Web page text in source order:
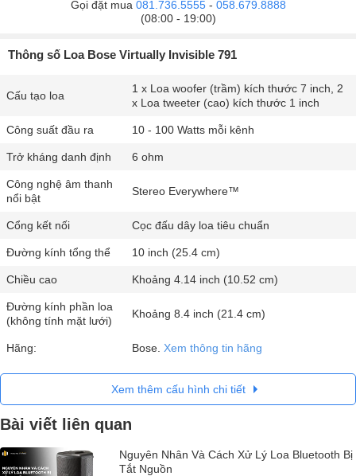
Gọi đặt mua 081.736.5555- 058.679.8888
(08:00 - 19:00)
Thông số Loa Bose Virtually Invisible 791
Cấu tạo loa
1 x Loa woofer (trầm) kích thước 7 inch, 2
x Loa tweeter (cao) kích thước 1 inch
Công suất đầu ra 10 - 100 Watts mỗi kênh
Trở kháng danh định 6 ohm
Công nghệ âm thanh
nổi bật
Stereo Everywhere™
Cổng kết nối Cọc đấu dây loa tiêu chuẩn
Đường kính tổng thể 10 inch (25.4 cm)
Chiều cao Khoảng 4.14 inch (10.52 cm)
Đường kính phần loa
(không tính mặt lưới)
Khoảng 8.4 inch (21.4 cm)
Hãng: Bose. Xem thông tin hãng
Xem thêm cấu hình chi tiết
Bài viết liên quan
Nguyên Nhân Và Cách Xử Lý Loa Bluetooth Bị
Tắt Nguồn